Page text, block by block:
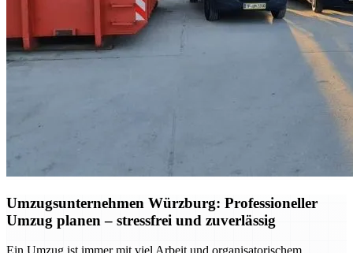
Umzugsunternehmen Würzburg: Professioneller
Umzug planen – stressfrei und zuverlässig